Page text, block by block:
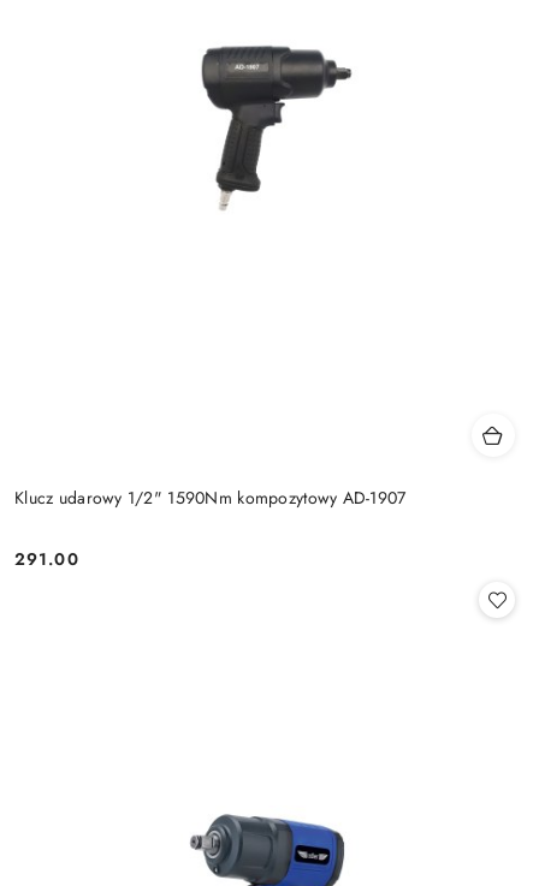
Klucz udarowy 1/2" 1590Nm kompozytowy AD-1907
Cena:
291.00